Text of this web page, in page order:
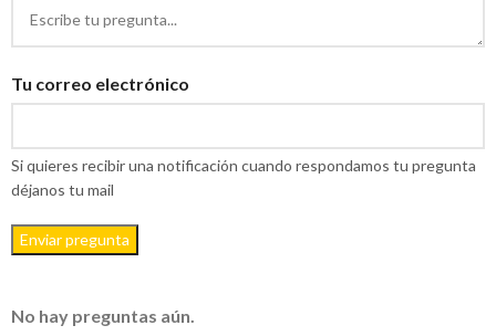
Tu correo electrónico
Si quieres recibir una notificación cuando respondamos tu pregunta
déjanos tu mail
Enviar pregunta
No hay preguntas aún.